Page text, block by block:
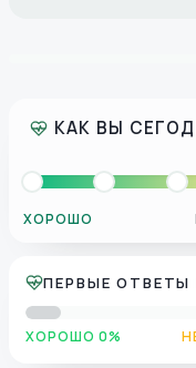
КАК ВЫ
ХОРОШО
ПЕРВЫЕ
ХОРОШО 0%